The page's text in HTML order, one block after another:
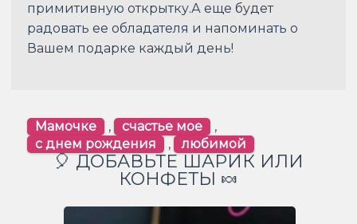
примитивную открытку.А еще будет
радовать ее обладателя и напоминать о
Вашем подарке каждый день!
Мамочке , счастье мое
,
с днем рождения
, любимой
🎈 ДОБАВЬТЕ ШАРИК ИЛИ
КОНФЕТЫ 🍬